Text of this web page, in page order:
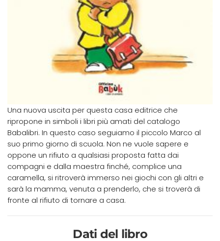
Una nuova uscita per questa casa editrice che
ripropone in simboli i libri più amati del catalogo
Babalibri. In questo caso seguiamo il piccolo Marco al
suo primo giorno di scuola. Non ne vuole sapere e
oppone un rifiuto a qualsiasi proposta fatta dai
compagni e dalla maestra finché, complice una
caramella, si ritroverà immerso nei giochi con gli altri e
sarà la mamma, venuta a prenderlo, che si troverà di
fronte al rifiuto di tornare a casa.
Dati del libro